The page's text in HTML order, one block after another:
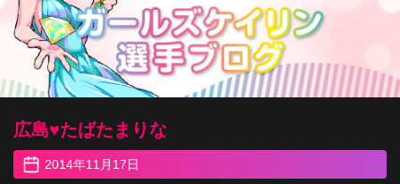
広島♥︎たばたまりな
2014年11月17日